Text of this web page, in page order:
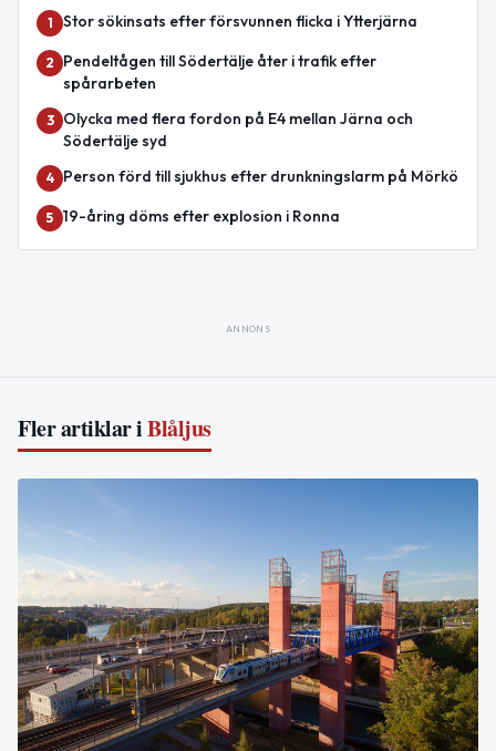
1 Stor sökinsats efter försvunnen flicka i Ytterjärna
2
Pendeltågen till Södertälje åter i trafik efter
spårarbeten
3
Olycka med flera fordon på E4 mellan Järna och
Södertälje syd
4 Person förd till sjukhus efter drunkningslarm på Mörkö
5 19-åring döms efter explosion i Ronna
ANNONS
Fler artiklar iBlåljus